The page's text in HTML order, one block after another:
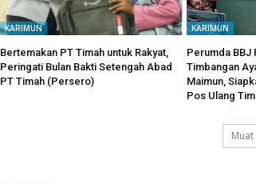
KARIMUN
Bertemakan PT Timah untuk Rakyat,
Peringati Bulan Bakti Setengah Abad
PT Timah (Persero)
KARIMUN
Perumda BBJ
Timbangan
Maimun,
Pos Ulang